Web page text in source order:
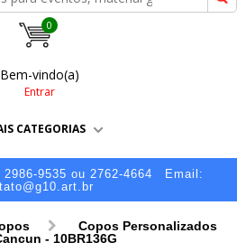
0
Bem-vindo(a)
Entrar
CATEGORIAS
9535 ou 2762-4664
Email:
Copos Personalizados
- 10BR136G